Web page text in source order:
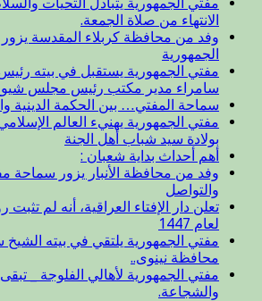
الانتهاء من صلاة الجمعة.
وفد من محافظة كربلاء المقدسة
الجمهورية
مفتي الجمهورية يستقبل في بيته
سامراء مدير مكتب رئيس مجلس
سماحة المفتي… بين الحكمة الدينية
مفتي الجمهورية يهنيء العالم
بولادة سيد شباب أهل الجنة
أهم أحداث بداية شعبان :
وفد من محافظة الأنبار يزور سماحة
والتواصل
تعلن دار الإفتاء العراقية، أنه لم
لعام 1447
مفتي الجمهورية يلتقي في بيته
محافظة نينوى..
مفتي الجمهورية لأهالي الفلوجة _
والشجاعة.